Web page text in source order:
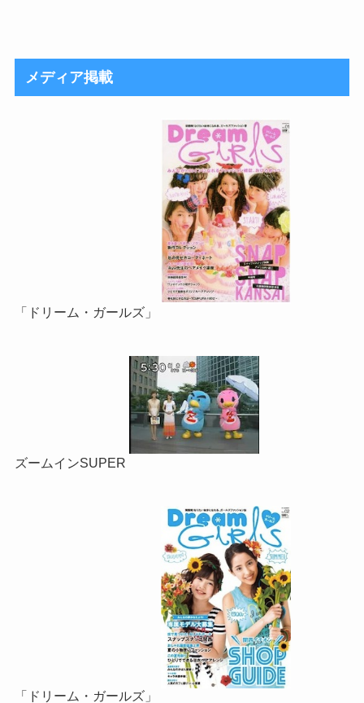
メディア掲載
「ドリーム・ガールズ」
ズームインSUPER
「ドリーム・ガールズ」